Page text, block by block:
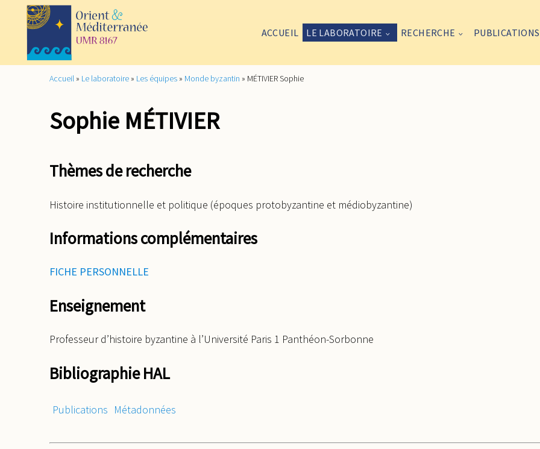
ACCUEIL LE LABORATOIRE RECHERCHE PUBLICATIONS
Accueil » Le laboratoire » Les équipes » Monde byzantin » MÉTIVIER Sophie
Sophie MÉTIVIER
Thèmes de recherche
Histoire institutionnelle et politique (époques protobyzantine et médiobyzantine)
Informations complémentaires
FICHE PERSONNELLE
Enseignement
Professeur d’histoire byzantine à l’Université Paris 1 Panthéon-Sorbonne
Bibliographie HAL
Publications Métadonnées